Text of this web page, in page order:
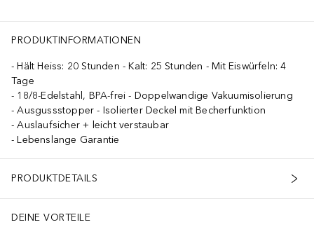
PRODUKTINFORMATIONEN
Hält Heiss: 20 Stunden - Kalt: 25 Stunden - Mit Eiswürfeln: 4
Tage
18/8-Edelstahl, BPA-frei - Doppelwandige Vakuumisolierung
Ausgussstopper - Isolierter Deckel mit Becherfunktion
Auslaufsicher + leicht verstaubar
Lebenslange Garantie
PRODUKTDETAILS
DEINE VORTEILE